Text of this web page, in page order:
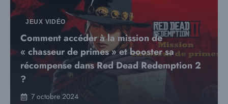
JEUX VIDÉO
Comment accéder à la mission de
« chasseur de primes » et booster sa
récompense dans Red Dead Redemption 2
?
7 octobre 2024